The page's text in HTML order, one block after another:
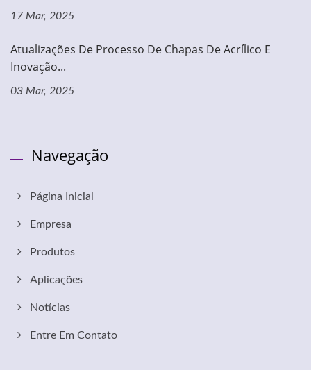
17 Mar, 2025
Atualizações De Processo De Chapas De Acrílico E
Inovação...
03 Mar, 2025
Navegação
Página Inicial
Empresa
Produtos
Aplicações
Notícias
Entre Em Contato